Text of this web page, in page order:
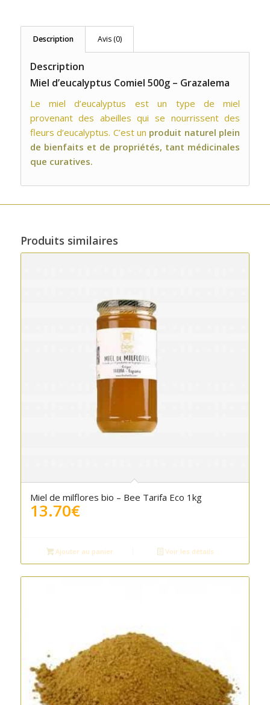
Description Avis (0)
Description
Miel d’eucalyptus Comiel 500g – Grazalema
Le miel d’eucalyptus est un type de miel
provenant des abeilles qui se nourrissent des
fleurs d’eucalyptus. C’est un produit naturel plein
de bienfaits et de propriétés, tant médicinales
que curatives.
Produits similaires
Miel de milflores bio – Bee Tarifa Eco 1kg
13.70€
Ajouter au panier Voir les détails